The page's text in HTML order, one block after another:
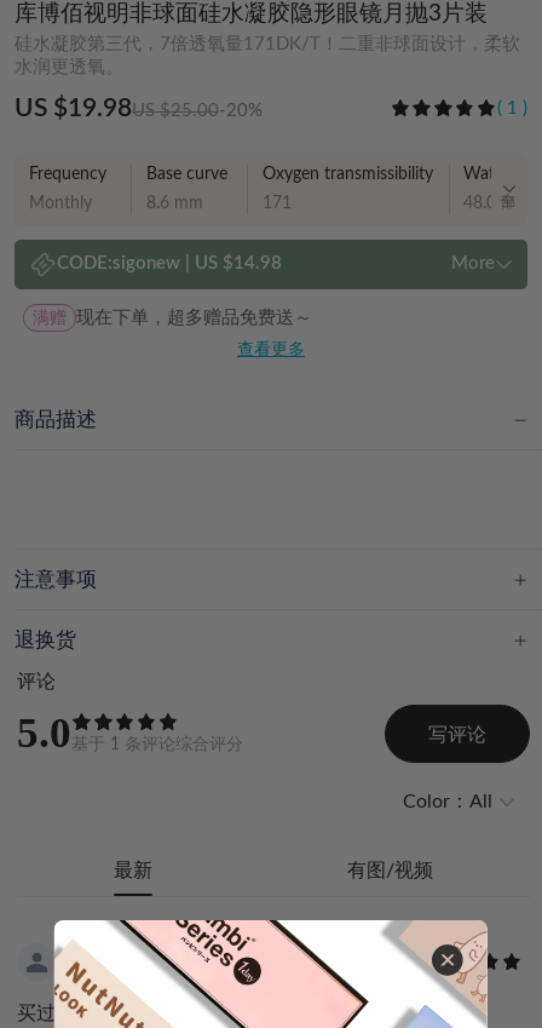
库博佰视明非球面硅水凝胶隐形眼镜月抛3片装
硅水凝胶第三代，7倍透氧量171DK/T！二重非球面设计，柔软
水润更透氧。
US $19.98US $25.00-20% ( 1 )
Frequency
Monthly
Base curve
8.6 mm
Oxygen transmissibility
171
Water
48.00%
CODE:sigonew| US $14.98 More
满赠 现在下单，超多赠品免费送～
查看更多
商品描述
注意事项
退换货
评论
5.0 基于 1 条评论综合评分
写评论
Color： All
最新 有图/视频
Yo****an
06.25.2026 |Australia
买过很多次了，很好用，也便宜实惠。寄到海外也